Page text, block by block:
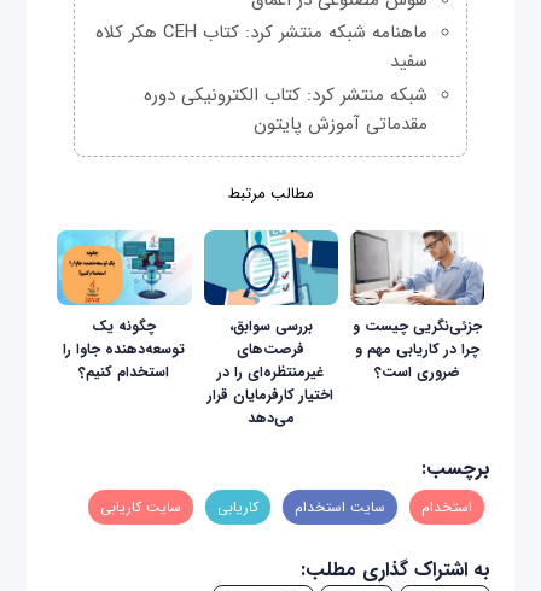
ماهنامه شبکه منتشر کرد: کتاب CEH هکر کلاه
سفید
شبکه منتشر کرد: کتاب الکترونیکی دوره
مقدماتی آموزش پایتون
مطالب مرتبط
جزئی‌نگریی چیست و
چرا در کاریابی مهم و
ضروری است؟
بررسی سوابق،
فرصت‌های
غیرمنتظره‌ای را در
اختیار کارفرمایان قرار
می‌دهد
چگونه یک
توسعه‌دهنده جاوا را
استخدام کنیم؟
برچسب:
استخدام سایت استخدام کاریابی سایت کاریابی
به اشتراک گذاری مطلب: